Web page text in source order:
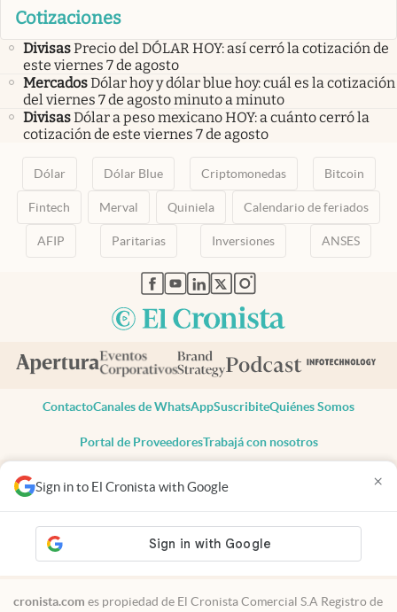
Sign in to El Cronista with Google ×
Cotizaciones
DivisasPrecio del DÓLAR HOY: así cerró la cotización de
este viernes 7 de agosto
MercadosDólar hoy y dólar blue hoy: cuál es la cotización
del viernes 7 de agosto minuto a minuto
DivisasDólar a peso mexicano HOY: a cuánto cerró la
cotización de este viernes 7 de agosto
Dólar Dólar Blue Criptomonedas Bitcoin
Fintech Merval Quiniela Calendario de feriados
AFIP Paritarias Inversiones ANSES
abre en nueva pestaña
abre en nueva pestaña
abre en nueva pestaña
abre en nueva pestaña
abre en nueva pestaña
ContactoCanales de WhatsAppSuscribiteQuiénes Somos
Portal de ProveedoresTrabajá con nosotros
Todos los derechos reservados
Privacidad
Consentimiento
Tel:+54 11 7078-3270
cronista.com es propiedad de El Cronista Comercial S.A Registro de